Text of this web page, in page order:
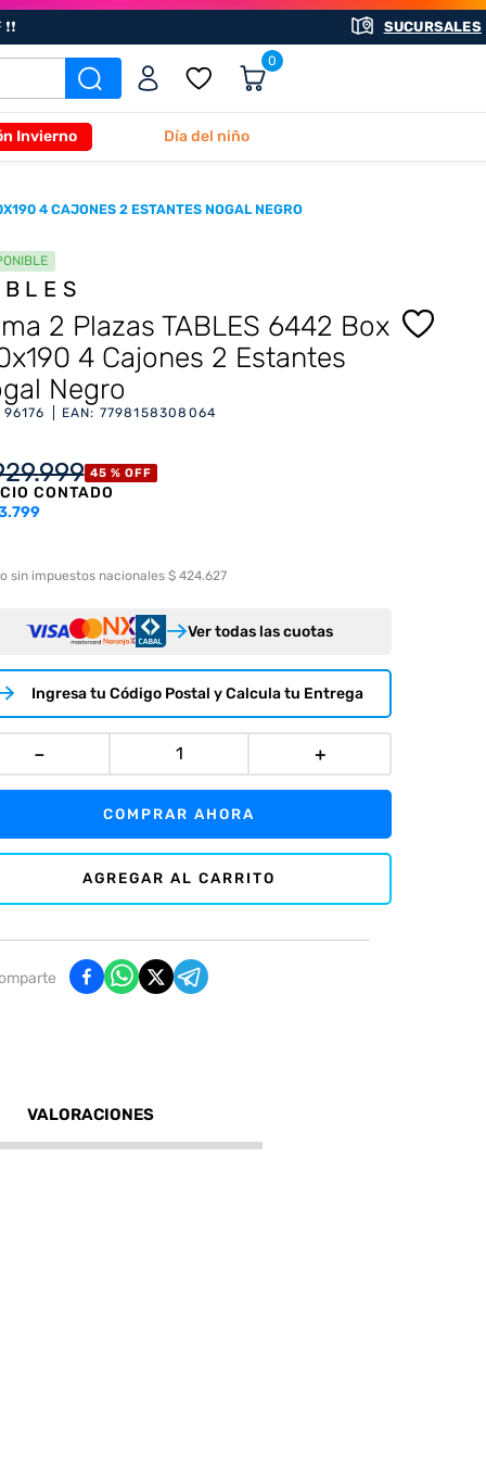
SUCURSALES
0
Invierno Día del niño
4 CAJONES 2 ESTANTES NOGAL NEGRO
2 Plazas TABLES 6442 Box
4 Cajones 2 Estantes
Negro
96176 EAN: 7798158308064
.999 45 % OFF
CONTADO
sin impuestos nacionales $ 424.627
Ver todas las cuotas
Ingresa tu Código Postal y Calcula tu Entrega
＋
－
COMPRAR AHORA
AGREGAR AL CARRITO
VALORACIONES